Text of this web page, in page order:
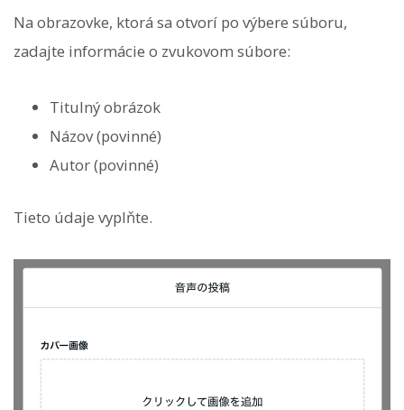
Na obrazovke, ktorá sa otvorí po výbere súboru,
zadajte informácie o zvukovom súbore:
Titulný obrázok
Názov (povinné)
Autor (povinné)
Tieto údaje vyplňte.